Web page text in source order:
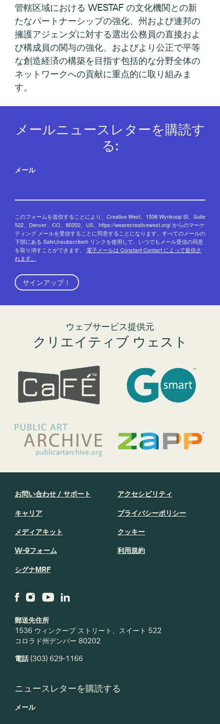
管轄区域における WESTAF の文化機関との新
たなパートナーシップの強化、州および連邦の
擁護アジェンダに対する選出公務員の直接およ
び構成員の関与の強化、およびより公正で平等
な創造経済の構築を目指す包括的な分野全体の
ネットワークへの貢献に重点的に取り組みま
す。
メールニュースレターを購読す
る:
メール
このフォームを送信することにより、Creative West、1536 Wynkoop St、Suite
522、Denver、CO、80202、US、https://wearecreativewest.org/ からのマーケ
ティング メールを受信することに同意することになります。すべてのメールの
下部にある SafeUnsubscribe® リンクを使用して、いつでもメール受信の同意
を取り消すことができます。 電子メールは Constant Contact によって提供さ
れます。
サインアップ！
ウェブサービス提供元
クリエイティブ ウェスト
郵送先住所
1536 ウィンクープ ストリート、スイート 522
コロラド州デンバー 80202
電話(303) 629-1166
お問い合わせ / サポート
キャリア
メディアキット
W-9フォーム
シグナMRF
アクセシビリティ
プライバシーポリシー
クッキー
利用規約
ニュースレターを購読する
メール